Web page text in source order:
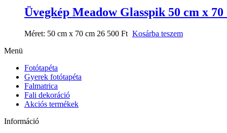
Üvegkép Meadow Glasspik 50 cm x 70
Méret: 50 cm x 70 cm 26 500 Ft Kosárba teszem
Menü
Fotótapéta
Gyerek fotótapéta
Falmatrica
Fali dekoráció
Akciós termékek
Információ